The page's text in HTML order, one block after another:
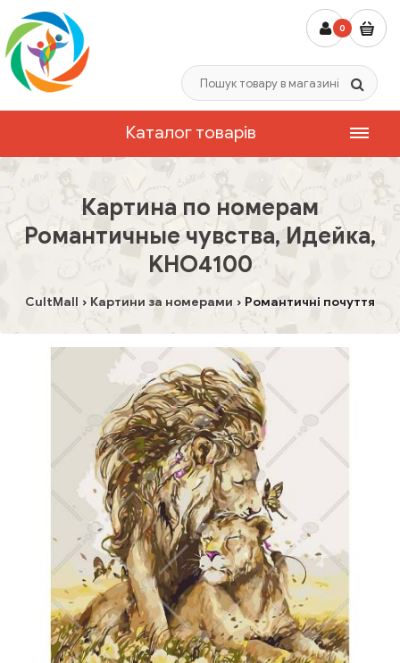
0
Каталог товарів
Картина по номерам
Романтичные чувства, Идейка,
KHO4100
CultMall Картини за номерами Романтичні почуття